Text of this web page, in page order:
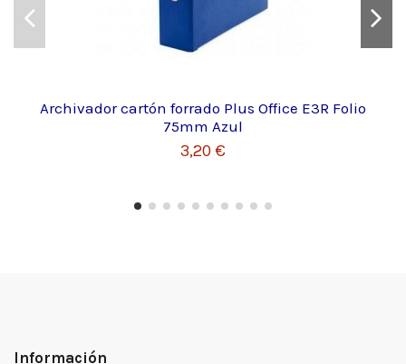
Archivador cartón forrado Plus Office E3R Folio
75mm Azul
3,20 €
Información